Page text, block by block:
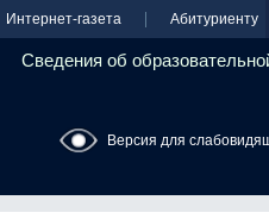
Интернет-газета Абитуриенту
Сведения об
Версия для